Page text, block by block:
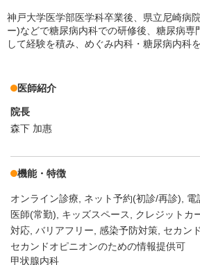
神戸大学医学部医学科卒業後、県立尼崎病
ー)などで糖尿病内科での研修後、糖尿病専
して経験を積み、めぐみ内科・糖尿病内科
医師紹介
院長
森下 加惠
機能・特徴
オンライン診療 ネット予約(初診/再診) 電
医師(常勤)
キッズスペース クレジットカ
対応 バリアフリー 感染予防対策 セカン
セカンドオピニオンのための情報提供可
甲状腺内科